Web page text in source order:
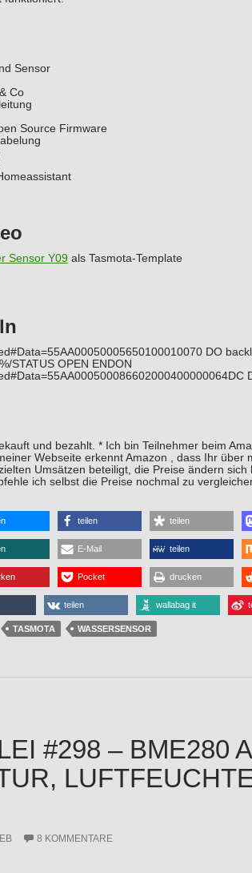
Sensor
Co
Source Firmware
Sensor Y09als Tasmota-Template
DO
STATUS OPEN ENDON
und bezahlt. * Ich bin Teilnehmer beim
Webseite erkennt Amazon , dass Ihr über
Umsätzen beteiligt, die Preise ändern
ich selbst die Preise nochmal zu
teilen teilen
E-Mail teilen
Pocket drucken
teilen wallabag it
TASMOTA WASSERSENSOR
#298 – BME280
8 KOMMENTARE